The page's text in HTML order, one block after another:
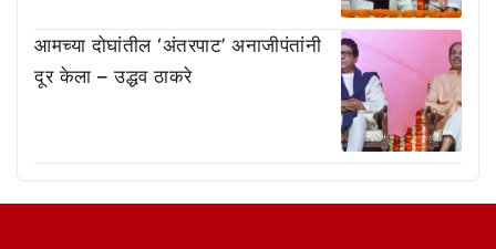
आमच्या दोघांतील ‘अंतरपाट’ अनाजीपंतांनी
दूर केला – उद्धव ठाकरे